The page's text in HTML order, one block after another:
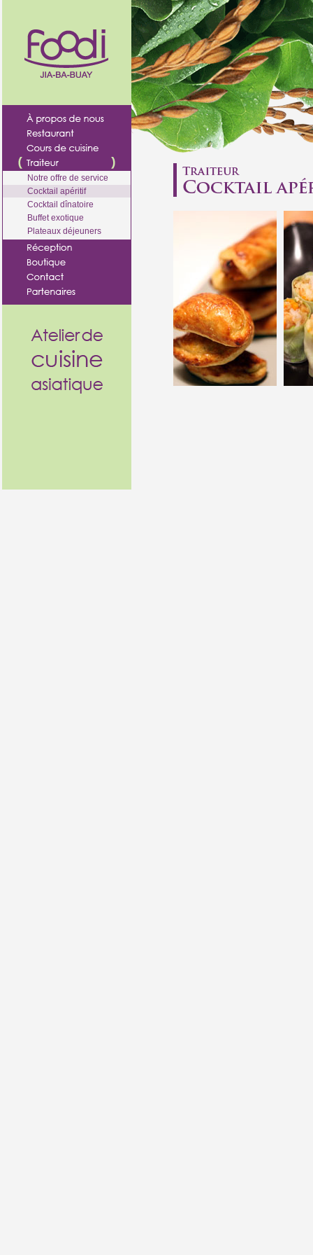
Notre offre de service
Cocktail apéritif
Cocktail dînatoire
Buffet exotique
Plateaux déjeuners